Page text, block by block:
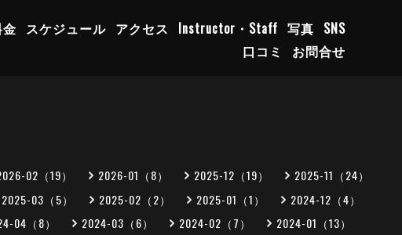
スケジュール アクセス Instructor・Staff 写真 SNS
口コミ
お問合せ
02（19） 2026-01（8） 2025-12（19）
2025-11（24）
2025-03（5） 2025-02（2） 2025-01（1）
2024-12（4）
04（8） 2024-03（6） 2024-02（7）
2024-01（13）